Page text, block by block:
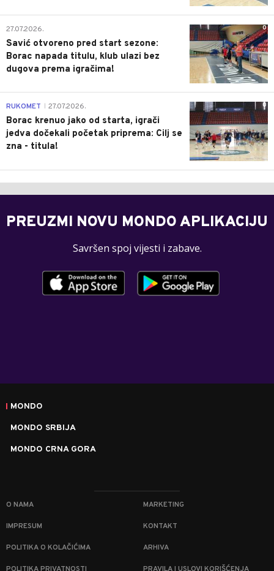
0
27.07.2026.
Savić otvoreno pred start sezone:
Borac napada titulu, klub ulazi bez
dugova prema igračima!
0
RUKOMET 27.07.2026.
Borac krenuo jako od starta, igrači
jedva dočekali početak priprema: Cilj se
zna - titula!
PREUZMI NOVU MONDO APLIKACIJU
Savršen spoj vijesti i zabave.
MONDO
MONDO SRBIJA
MONDO CRNA GORA
O NAMA MARKETING
IMPRESUM KONTAKT
POLITIKA O KOLAČIĆIMA ARHIVA
POLITIKA PRIVATNOSTI PRAVILA I USLOVI KORIŠĆENJA